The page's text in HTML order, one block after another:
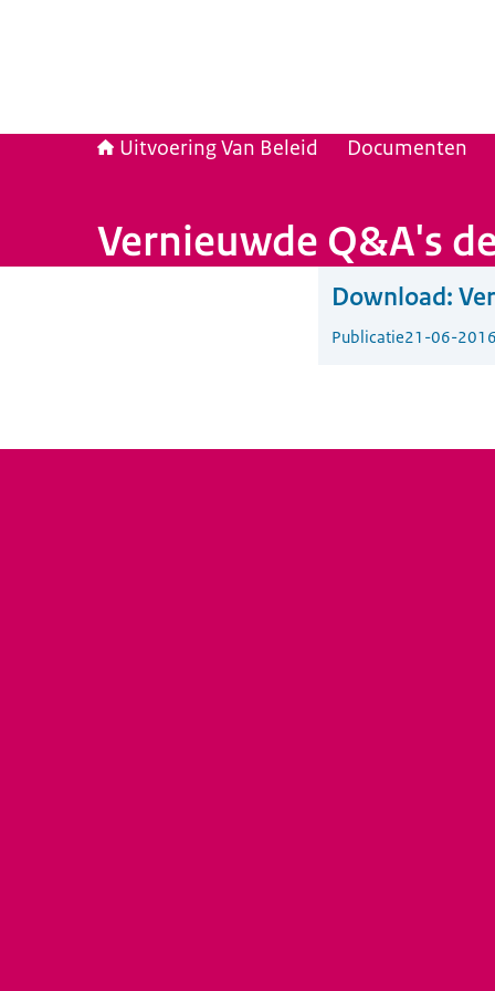
Uitvoering Van Beleid Documenten
Vernieuwde Q&A's
Download:
Publicatie21-06-